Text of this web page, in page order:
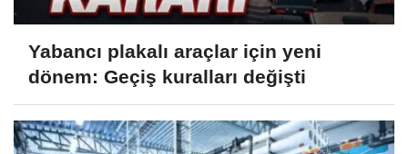
Yabancı plakalı araçlar için yeni
dönem: Geçiş kuralları değişti